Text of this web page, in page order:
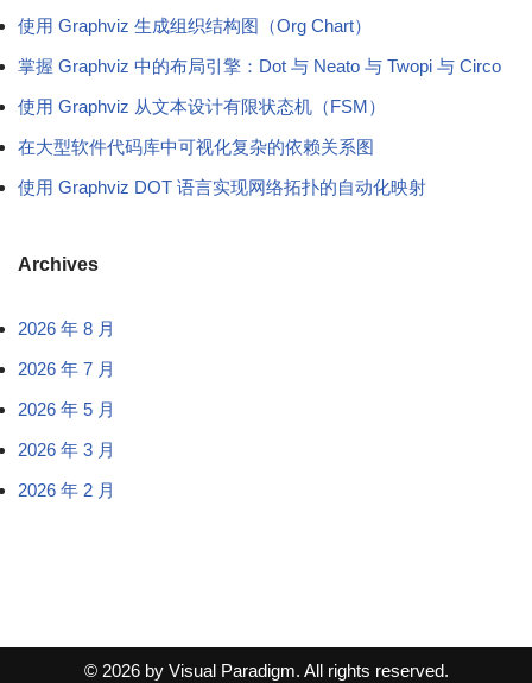
使用 Graphviz 生成组织结构图（Org Chart）
掌握 Graphviz 中的布局引擎：Dot 与 Neato 与 Twopi 与 Circo
使用 Graphviz 从文本设计有限状态机（FSM）
在大型软件代码库中可视化复杂的依赖关系图
使用 Graphviz DOT 语言实现网络拓扑的自动化映射
Archives
2026 年 8 月
2026 年 7 月
2026 年 5 月
2026 年 3 月
2026 年 2 月
© 2026 by Visual Paradigm. All rights reserved.